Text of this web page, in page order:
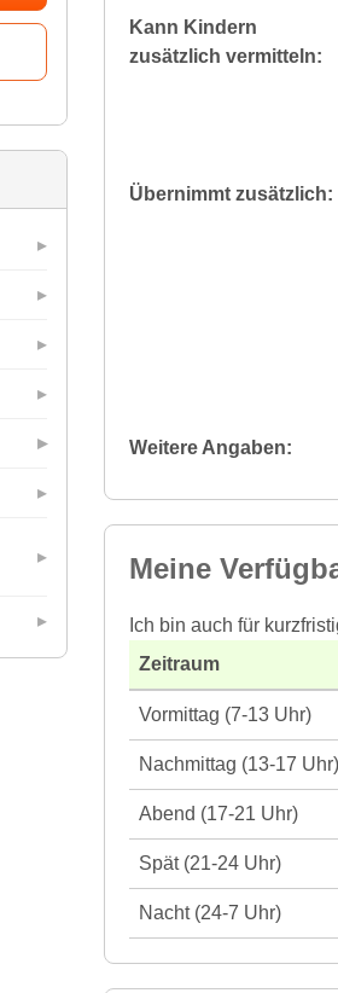
Kann Kindern
zusätzlich vermitteln:
Übernimmt zusätzlich:
Weitere Angaben:
Meine
Ich bin auch für
Zeitraum
Vormittag (7-13 Uhr)
Nachmittag (13-17 Uhr)
Abend (17-21 Uhr)
Spät (21-24 Uhr)
Nacht (24-7 Uhr)